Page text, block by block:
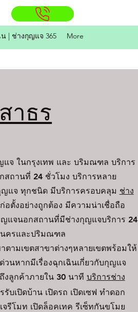
| ช่างกุญแจ 365 More
าธร
จ ในกรุงเทพ และ บริมณฑล บริการ
ถานที่ 24 ชั่วโมง บริการหลาย
ญแจ ทุกชนิด มีบริการครอบคลุม ช่าง
อตั้งอย่างถูกต้อง มีความน่าเชื่อถือ
ญแจนอกสถานที่มีช่างกุญแจบริการ 24
นครและปริมณฑล
ามเขตสาขาต่างๆหลายเขตพร้อมให้
วนหากมีเรื่องฉุกเฉินเกี่ยวกับกุญแจ
งลูกค้าภายใน 30 นาที บริการช่าง
รับเปิดบ้าน เปิดรถ เปิดเซฟ ทำดอก
โมท เปิดล็อคเทค รีเซ็ทกันขโมย